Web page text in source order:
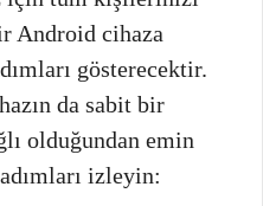
Android cihaza
gösterecektir.
da sabit bir
olduğundan emin
izleyin: